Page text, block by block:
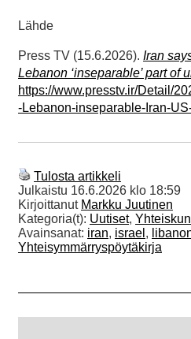
Lähde
Press TV (15.6.2026). Iran
Lebanon ‘inseparable’ part of
https://www.presstv.ir/Detail/
-Lebanon-inseparable-Iran-
Tulosta artikkeli
Julkaistu 16.6.2026 klo 18:59
Kirjoittanut Markku Juutinen
Kategoria(t): Uutiset,
Avainsanat: iran, israel ,
Yhteisymmärryspöytäkirja